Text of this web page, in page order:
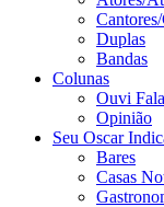
Duplas
Bandas
Colunas
Ouvi
Opinião
Seu Oscar
Bares
Casas